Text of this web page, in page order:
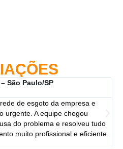
– São Paulo/SP
de esgoto da empresa e
urgente. A equipe chegou
do problema e resolveu tudo
muito profissional e eficiente.